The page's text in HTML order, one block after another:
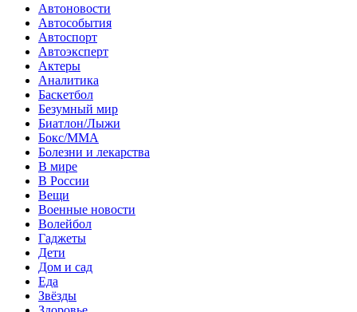
Автоновости
Автособытия
Автоспорт
Автоэксперт
Актеры
Аналитика
Баскетбол
Безумный мир
Биатлон/Лыжи
Бокс/MMA
Болезни и лекарства
В мире
В России
Вещи
Военные новости
Волейбол
Гаджеты
Дети
Дом и сад
Еда
Звёзды